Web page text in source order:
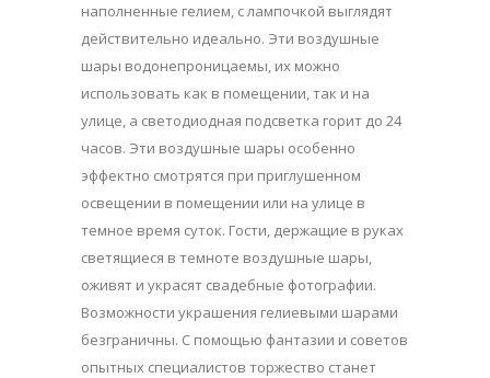
наполненные гелием, с лампочкой выглядят
действительно идеально. Эти воздушные
шары водонепроницаемы, их можно
использовать как в помещении, так и на
улице, а светодиодная подсветка горит до 24
часов. Эти воздушные шары особенно
эффектно смотрятся при приглушенном
освещении в помещении или на улице в
темное время суток. Гости, держащие в руках
светящиеся в темноте воздушные шары,
оживят и украсят свадебные фотографии.
Возможности украшения гелиевыми шарами
безграничны. С помощью фантазии и советов
опытных специалистов торжество станет